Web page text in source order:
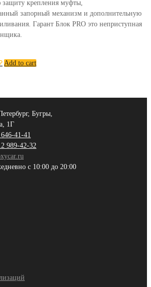
защиту крепления муфты,
запорный механизм и дополнительную
Гарант Блок PRO это неприступная
Add to cart
Бугры,
1Г
41-41
989-42-32
с 10:00 до 20:00